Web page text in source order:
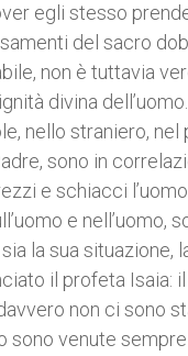
egli stesso
del sacro
non è tuttavia
divina
nello straniero,
sono in
e schiacci
e
la sua situazione,
il profeta Isaia:
non ci sono
sono venute